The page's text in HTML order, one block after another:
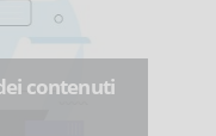
contenuti